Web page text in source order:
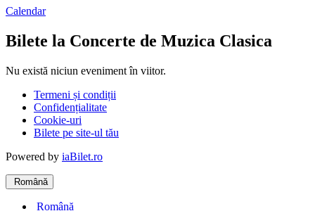
Calendar
Bilete la Concerte de Muzica Clasica
Nu există niciun eveniment în viitor.
Termeni și condiții
Confidențialitate
Cookie-uri
Bilete pe site-ul tău
Powered by iaBilet.ro
Română
Română